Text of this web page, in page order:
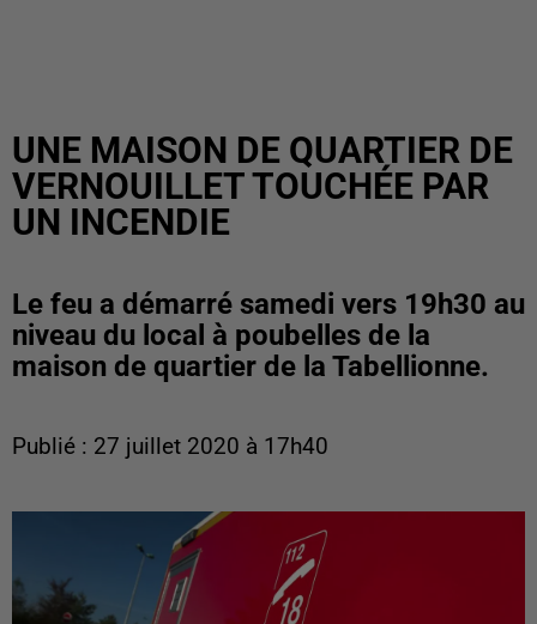
UNE MAISON DE QUARTIER DE
VERNOUILLET TOUCHÉE PAR
UN INCENDIE
Le feu a démarré samedi vers 19h30 au
niveau du local à poubelles de la
maison de quartier de la Tabellionne.
Publié : 27 juillet 2020 à 17h40